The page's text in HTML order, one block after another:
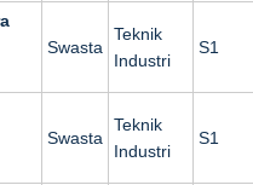
Swasta
Teknik
Industri
S1
Swasta
Teknik
Industri
S1